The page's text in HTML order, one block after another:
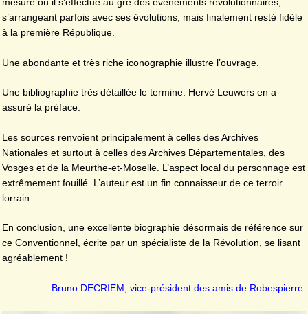
s’arrangeant parfois avec ses évolutions, mais finalement resté fidèle
à la première République.
Une abondante et très riche iconographie illustre l’ouvrage.
Une bibliographie très détaillée le termine. Hervé Leuwers en a
assuré la préface.
Les sources renvoient principalement à celles des Archives
Nationales et surtout à celles des Archives Départementales, des
Vosges et de la Meurthe-et-Moselle. L’aspect local du personnage est
extrêmement fouillé. L’auteur est un fin connaisseur de ce terroir
lorrain.
En conclusion, une excellente biographie désormais de référence sur
ce Conventionnel, écrite par un spécialiste de la Révolution, se lisant
agréablement !
Bruno DECRIEM, vice-président des amis de Robespierre.